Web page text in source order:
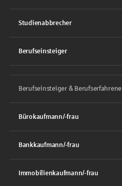
Studienabbrecher
Berufseinsteiger
Berufseinsteiger & Berufserfahrene
Bürokaufmann/-frau
Bankkaufmann/-frau
Immobilienkaufmann/-frau